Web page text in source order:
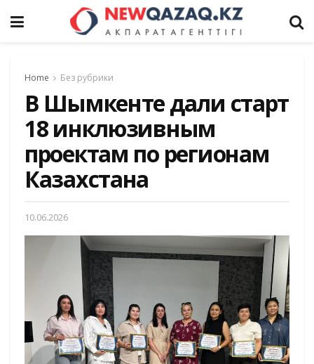
Home Без рубрики
В Шымкенте дали старт
18 инклюзивным
проектам по регионам
Казахстана
10.06.2026